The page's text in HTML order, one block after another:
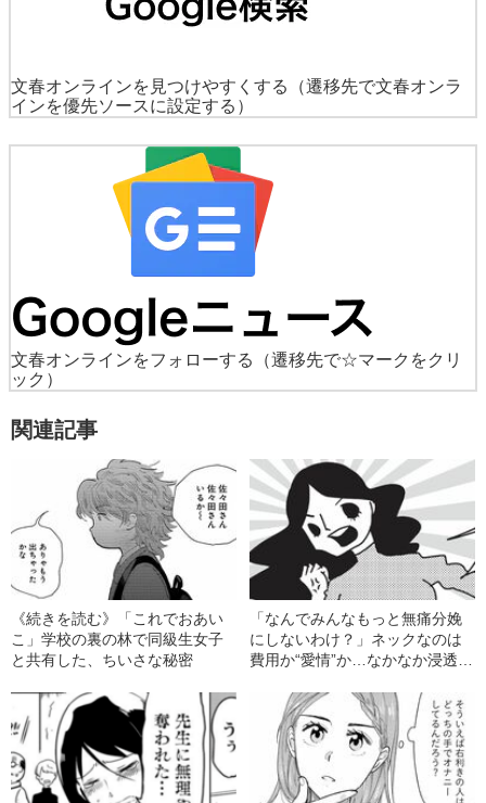
文春オンラインを見つけやすくする
（遷移先で文春オンラ
インを優先ソースに設定する）
文春オンラインをフォローする
（遷移先で☆マークをクリ
ック）
関連記事
《続きを読む》「これでおあい
こ」学校の裏の林で同級生女子
と共有した、ちいさな秘密
「なんでみんなもっと無痛分娩
にしないわけ？」ネックなのは
費用か“愛情”か…なかなか浸透し